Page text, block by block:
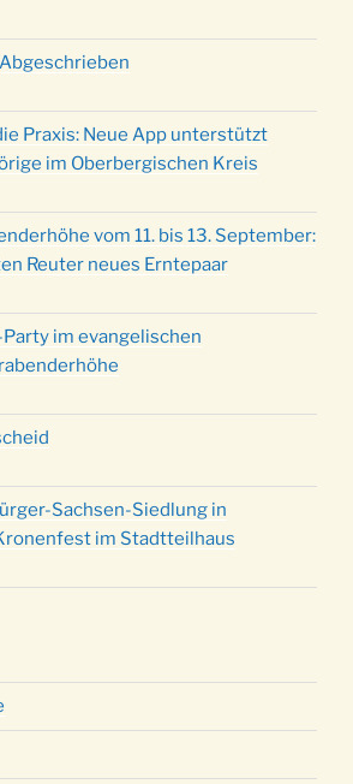
weihnachtliches Brauchtum am
Hof um 17:00 Uhr
im Ev. Gemeindehaus von 10-
Konzert des Honterus Chors in
um 17:00 Uhr
mit Krippenspiel im Ev.
um 15:00 Uhr
in der FeG um 16 Uhr
in der Kirche um
in der Kirche um
mit der ev. Jugend in der Kirche
zu Silvester in der Kirche um
Praxis: Neue App unterstützt
im Oberbergischen Kreis
vom 11. bis 13. September:
Reuter neues Erntepaar
Party im evangelischen
Sachsen-Siedlung in
im Stadtteilhaus